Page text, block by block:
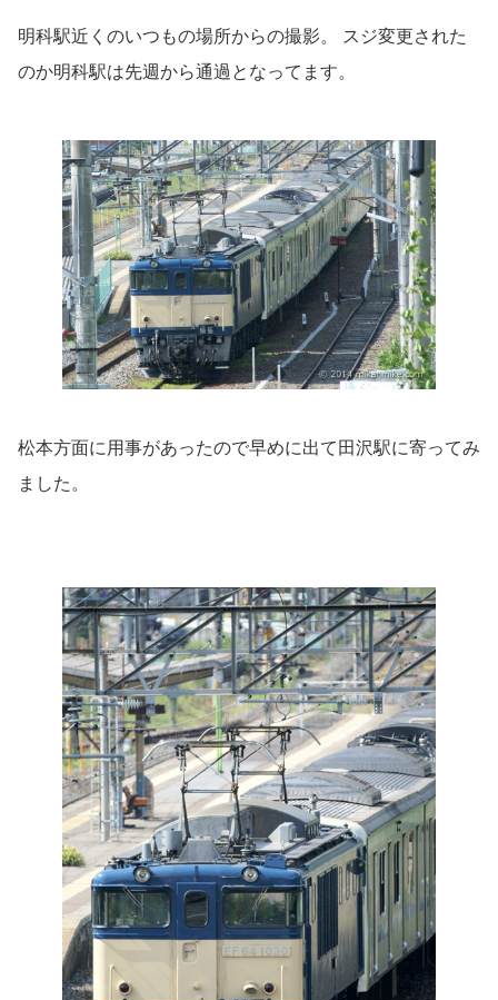
明科駅近くのいつもの場所からの撮影。 スジ変更された
のか明科駅は先週から通過となってます。
松本方面に用事があったので早めに出て田沢駅に寄ってみ
ました。